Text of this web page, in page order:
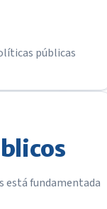
públicas
está fundamentada